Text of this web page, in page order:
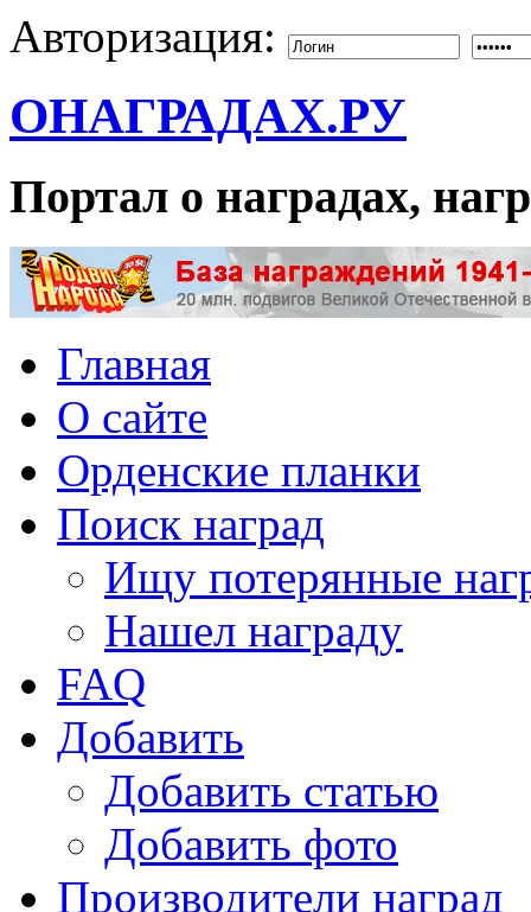
Авторизация:
ОНАГРАДАХ.РУ
Портал о наградах,
Главная
О сайте
Орденские планки
Поиск наград
Ищу потерянные
Нашел награду
FAQ
Добавить
Добавить статью
Добавить фото
Производители наград